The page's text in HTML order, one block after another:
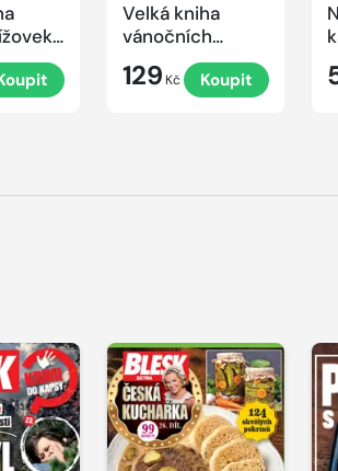
Velká kniha
vánočních
křížovek 2025
129 Kč Koupit